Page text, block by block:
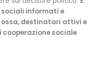
informati e
destinatari attivi e
cooperazione sociale